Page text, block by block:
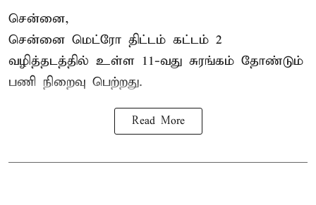
சென்னை,
சென்னை மெட்ரோ திட்டம் கட்டம் 2
வழித்தடத்தில் உள்ள 11-வது சுரங்கம் தோண்டும்
பணி நிறைவு பெற்றது.
Read More